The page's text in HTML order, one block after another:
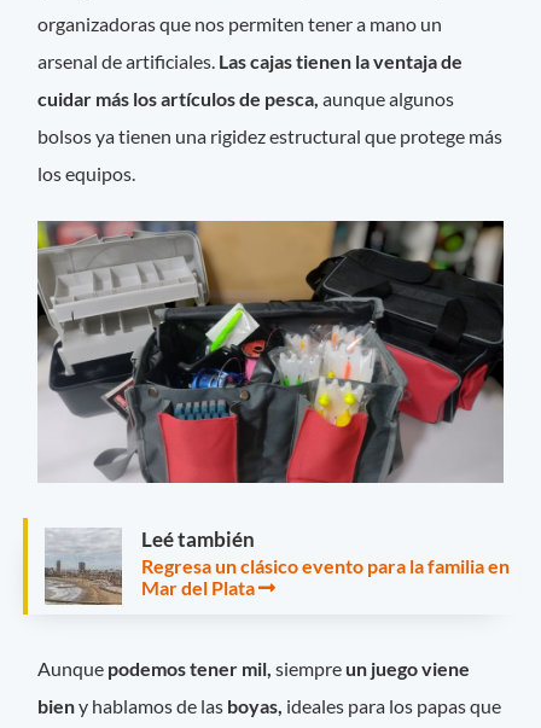
organizadoras que nos permiten tener a mano un
arsenal de artificiales. Las cajas tienen la ventaja de
cuidar más los artículos de pesca, aunque algunos
bolsos ya tienen una rigidez estructural que protege más
los equipos.
Leé también
Regresa un clásico evento para la familia en
Mar del Plata
Aunque podemos tener mil, siempre un juego viene
bieny hablamos de las boyas, ideales para los papas que